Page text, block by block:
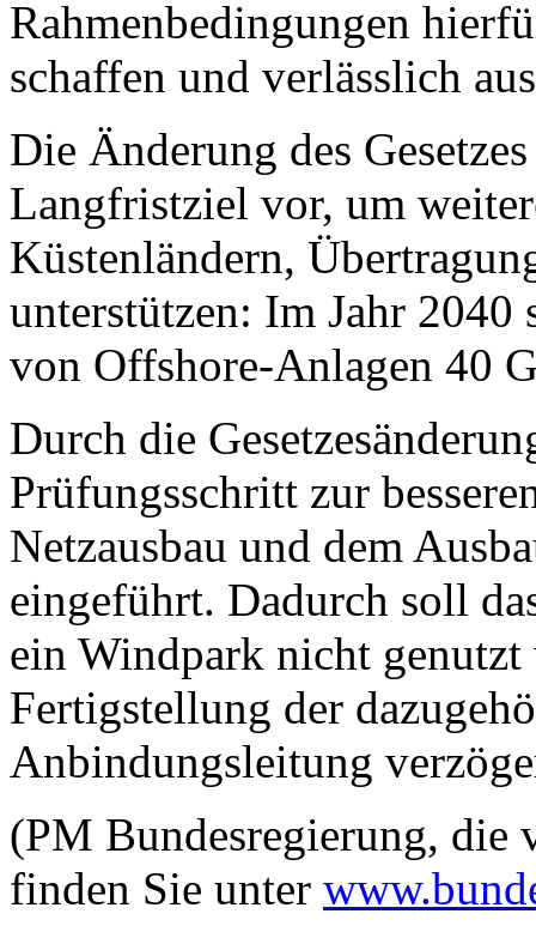
Rahmenbedingungen
schaffen und verlässlich
Die Änderung des
Langfristziel vor, um
Küstenländern,
unterstützen: Im Jahr
von Offshore-Anlagen 40
Durch die
Prüfungsschritt zur
Netzausbau und dem
eingeführt. Dadurch soll
ein Windpark nicht
Fertigstellung der
Anbindungsleitung
(PM Bundesregierung, die
finden Sie unter